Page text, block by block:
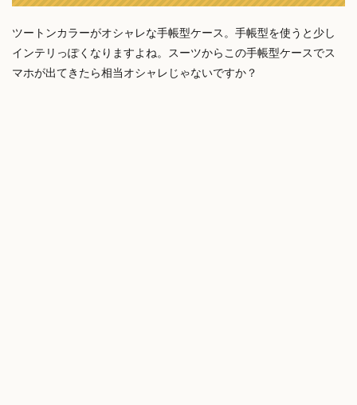
ツートンカラーがオシャレな手帳型ケース。手帳型を使うと少し
インテリっぽくなりますよね。スーツからこの手帳型ケースでス
マホが出てきたら相当オシャレじゃないですか？